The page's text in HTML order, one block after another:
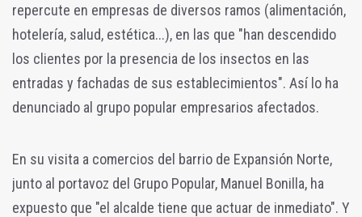
repercute en empresas de diversos ramos (alimentación,
hotelería, salud, estética...), en las que "han descendido
los clientes por la presencia de los insectos en las
entradas y fachadas de sus establecimientos". Así lo ha
denunciado al grupo popular empresarios afectados.
En su visita a comercios del barrio de Expansión Norte,
junto al portavoz del Grupo Popular, Manuel Bonilla, ha
expuesto que "el alcalde tiene que actuar de inmediato". Y